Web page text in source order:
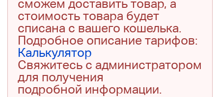
сможем доставить товар, а
стоимость товара будет
списана с вашего кошелька.
Подробное описание тарифов:
Калькулятор
Свяжитесь с администратором
для получения
подробной информации.